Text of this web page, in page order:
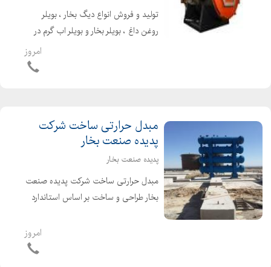
تولید و فروش انواع دیگ بخار ، بویلر
روغن داغ ، بویلر بخار و بویلر اب گرم در
ظرفیتهای متفاوت با بالاترین کیفیتامروز
مبدل حرارتی ساخت شرکت
پدیده صنعت بخار
پدیده صنعت بخار
مبدل حرارتی ساخت شرکت پدیده صنعت
بخار طراحی و ساخت بر اساس استاندارد
کنترل کیفی مبدل حرارتی نسل سوم برای
امروز